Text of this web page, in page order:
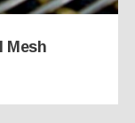
Mesh